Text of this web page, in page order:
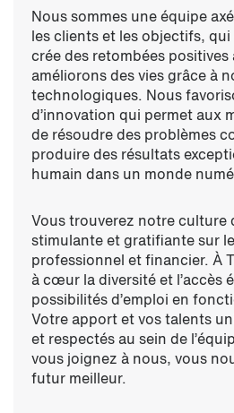
Nous sommes une équipe
les clients et les objectifs,
crée des retombées
améliorons des vies grâce à
technologiques. Nous
d’innovation qui permet aux
de résoudre des problèmes
produire des résultats
humain dans un monde
Vous trouverez notre culture
stimulante et gratifiante sur
professionnel et financier. À
à cœur la diversité et l’accès
possibilités d’emploi en
Votre apport et vos talents
et respectés au sein de
vous joignez à nous, vous
futur meilleur.